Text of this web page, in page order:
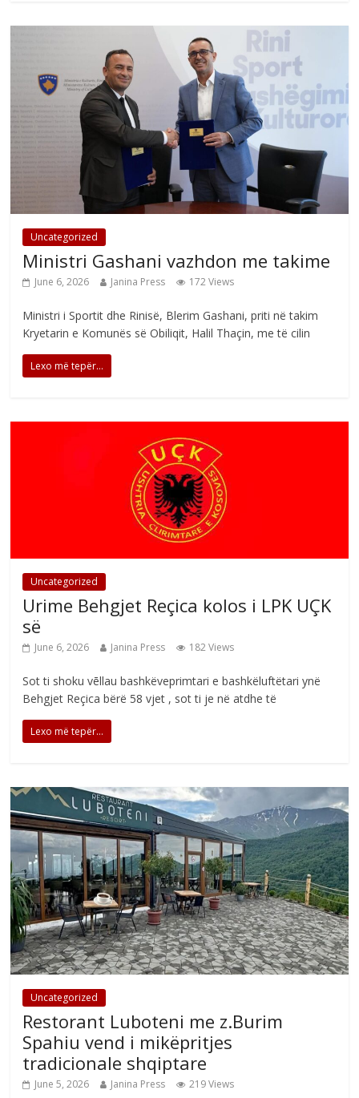
Uncategorized
Ministri Gashani vazhdon me takime
June 6, 2026 Janina Press 172 Views
Ministri i Sportit dhe Rinisë, Blerim Gashani, priti në takim
Kryetarin e Komunës së Obiliqit, Halil Thaçin, me të cilin
Lexo më tepër...
Uncategorized
Urime Behgjet Reçica kolos i LPK UÇK
së
June 6, 2026 Janina Press 182 Views
Sot ti shoku vēllau bashkëveprimtari e bashkëluftëtari ynë
Behgjet Reçica bërë 58 vjet , sot ti je në atdhe të
Lexo më tepër...
Uncategorized
Restorant Luboteni me z.Burim
Spahiu vend i mikëpritjes
tradicionale shqiptare
June 5, 2026 Janina Press 219 Views